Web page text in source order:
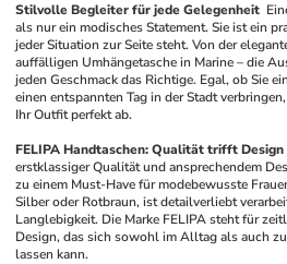
Stilvolle Begleiter für jede Gelegenheit
als nur ein modisches Statement. Sie ist ein
jeder Situation zur Seite steht. Von der
auffälligen Umhängetasche in Marine – die
jeden Geschmack das Richtige. Egal, ob Sie
einen entspannten Tag in der Stadt
Ihr Outfit perfekt ab.
FELIPA Handtaschen: Qualität trifft Design
erstklassiger Qualität und ansprechendem
zu einem Must-Have für modebewusste
Silber oder Rotbraun, ist detailverliebt
Langlebigkeit. Die Marke FELIPA steht für
Design, das sich sowohl im Alltag als auch
lassen kann.